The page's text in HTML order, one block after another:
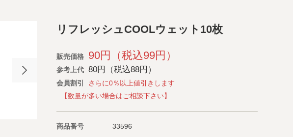
リフレッシュCOOLウェット10枚
販売価格 90円（税込99円）
参考上代 80円（税込88円）
会員割引
さらに0％以上値引きします
【数量が多い場合はご相談下さい】
商品番号
33596